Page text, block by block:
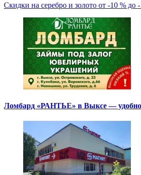
Скидки на серебро и золото от -10 % до
Ломбард «РАНТЬЕ» в Выксе —